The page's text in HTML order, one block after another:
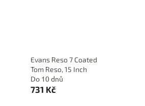
Evans Reso 7 Coated
Tom Reso, 15 Inch
Do 10 dnů
731 Kč